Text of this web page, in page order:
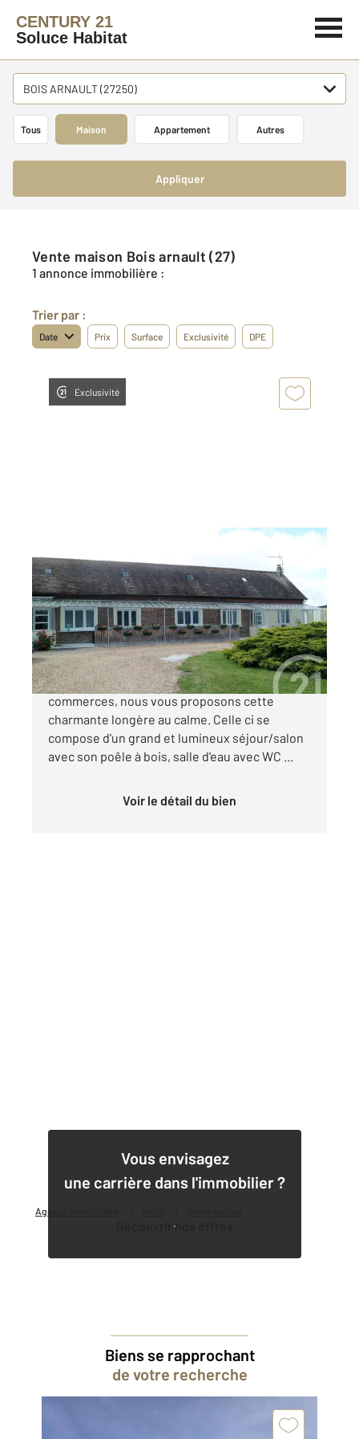
CENTURY 21
Soluce Habitat
BOIS ARNAULT (27250)
Tous Maison Appartement Autres
Appliquer
Agence immobilière
Vente maison Bois arnault (27)
1 annonce immobilière :
Trier par :
Date Prix Surface Exclusivité DPE
Exclusivité
140 m2, 5 pièces
Ref : 4259
Maison à vendre
170 000 €
A moins de 5 minutes de Rugles et de ses
commerces, nous vous proposons cette
charmante longère au calme. Celle ci se
compose d'un grand et lumineux séjour/salon
avec son poêle à bois, salle d'eau avec WC ...
Voir le détail du bien
Vous envisagez
une carrière dans l'immobilier ?
Découvrir nos offres
Biens se rapprochant
de votre recherche